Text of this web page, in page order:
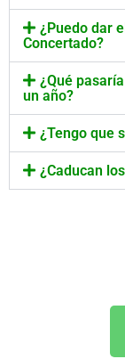
¿Puedo dar
Concertado?
¿Qué
un año?
¿Tengo que
¿Caducan